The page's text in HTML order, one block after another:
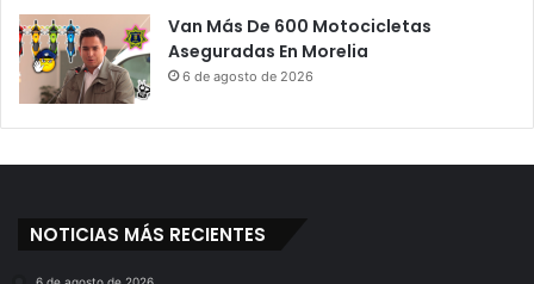
Van Más De 600 Motocicletas
Aseguradas En Morelia
6 de agosto de 2026
NOTICIAS MÁS RECIENTES